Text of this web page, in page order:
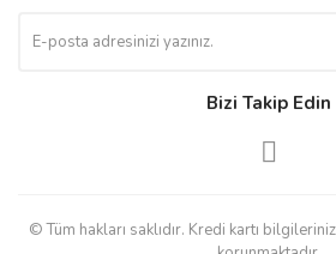
Bizi Takip Edin
© Tüm hakları saklıdır. Kredi kartı